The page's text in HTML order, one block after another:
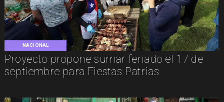
NACIONAL
Proyecto propone sumar feriado el 17 de
septiembre para Fiestas Patrias